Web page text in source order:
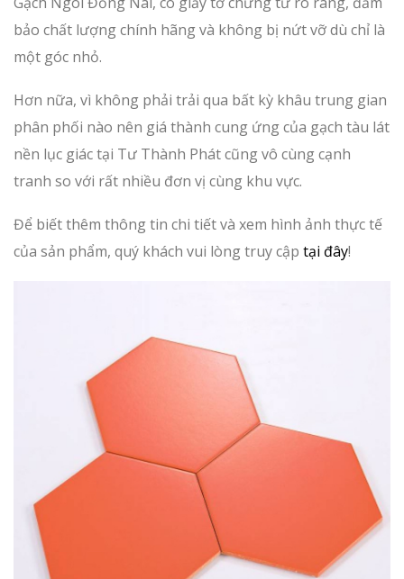
bảo chất lượng chính hãng và không bị nứt vỡ dù chỉ là
một góc nhỏ.
Hơn nữa, vì không phải trải qua bất kỳ khâu trung gian
phân phối nào nên giá thành cung ứng của gạch tàu lát
nền lục giác tại Tư Thành Phát cũng vô cùng cạnh
tranh so với rất nhiều đơn vị cùng khu vực.
Để biết thêm thông tin chi tiết và xem hình ảnh thực tế
của sản phẩm, quý khách vui lòng truy cập tại đây!